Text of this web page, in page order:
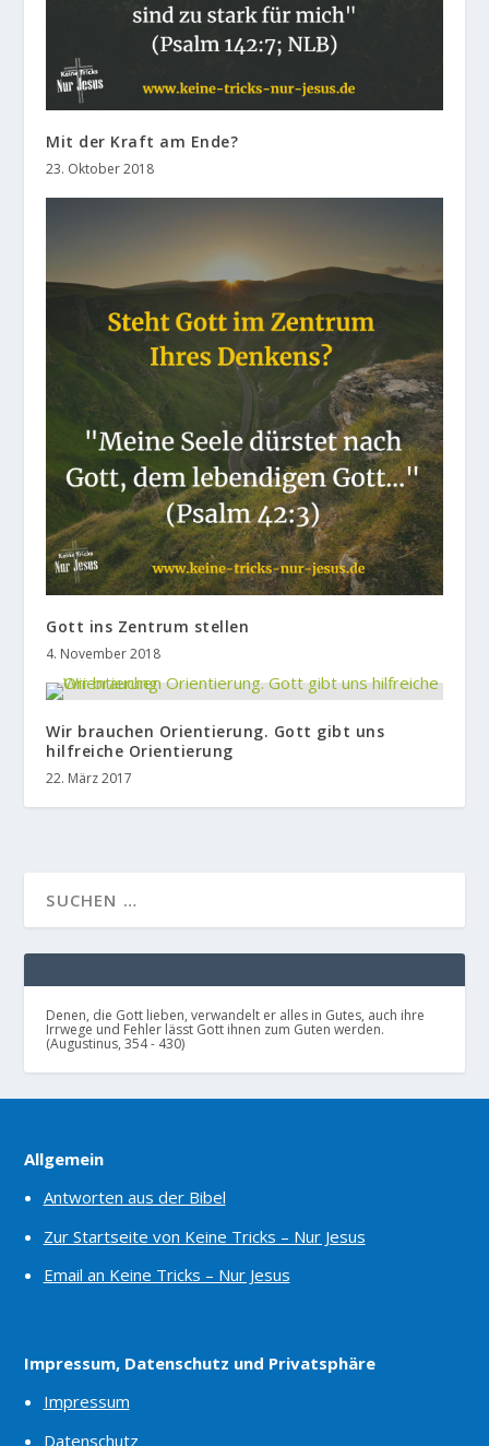
Mit der Kraft am Ende?
23. Oktober 2018
Gott ins Zentrum stellen
4. November 2018
Wir brauchen Orientierung. Gott gibt uns
hilfreiche Orientierung
22. März 2017
Denen, die Gott lieben, verwandelt er alles in Gutes, auch ihre
Irrwege und Fehler lässt Gott ihnen zum Guten werden.
(Augustinus, 354 - 430)
Allgemein
Antworten aus der Bibel
Zur Startseite von Keine Tricks – Nur Jesus
Email an Keine Tricks – Nur Jesus
Impressum, Datenschutz und Privatsphäre
Impressum
Datenschutz